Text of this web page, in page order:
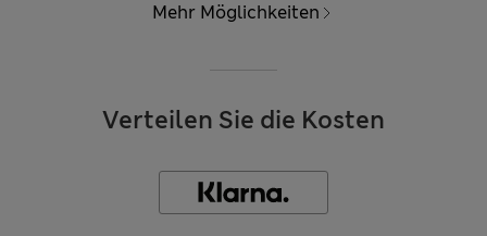
Mehr Möglichkeiten
Verteilen Sie die Kosten